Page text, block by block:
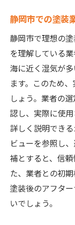
静岡市での塗装
静岡市で理想の
を理解している
海に近く湿気が
ます。このため
しょう。業者の
認し、実際に使
詳しく説明でき
ビューを参照し
補とすると、信
た、業者との初
塗装後のアフタ
いでしょう。